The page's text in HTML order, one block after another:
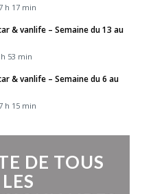
h 17 min
& vanlife – Semaine du 13 au
53 min
& vanlife – Semaine du 6 au
h 15 min
DE TOUS
LES